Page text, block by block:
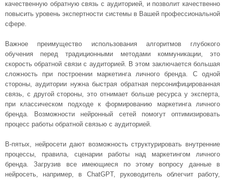
качественную обратную связь с аудиторией, и позволит качественно
повысить уровень экспертности системы в Вашей профессиональной
сфере.
Важное преимущество использования алгоритмов глубокого
обучения перед традиционными методами коммуникации, это
скорость обратной связи с аудиторией. В этом заключается большая
сложность при построении маркетинга личного бренда. С одной
стороны, аудитории нужна быстрая обратная персонифицированная
связь, с другой стороны, это отнимает больше ресурса у эксперта,
при классическом подходе к формированию маркетинга личного
бренда. Возможности нейронный сетей помогут оптимизировать
процесс работы обратной связью с аудиторией.
В-пятых, нейросети дают возможность структурировать внутренние
процессы, правила, сценарии работы над маркетингом личного
бренда. Загрузив все имеющиеся по этому вопросу данные в
нейросеть, например, в ChatGPT, руководитель облегчит работу,